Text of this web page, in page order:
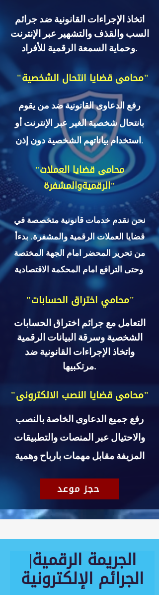
اتخاذ الإجراءات القانونية ضد جرائم
السب والقذف والتشهير عبر الإنترنت
وحماية السمعة الرقمية للأفراد.
"محامى قضايا انتحال الشخصية"
رفع الدعاوى القانونية ضد من يقوم
بانتحال شخصية الغير عبر الإنترنت أو
استخدام بياناتهم الشخصية دون إذن.
"محامى قضايا العملات
الرقميةوالمشفرة"
نحن نقدم خدمات قانونية متخصصة في
قضايا العملات الرقمية والمشفرة. بدءأ
من تحرير المحضر امام الجهة المختصة
وحتى الترافع امام المحكمة الاقتصادية
"محامي اختراق الحسابات"
التعامل مع جرائم اختراق الحسابات
الشخصية وسرقة البيانات الرقمية
واتخاذ الإجراءات القانونية ضد
مرتكبيها.
"محامى قضايا النصب الالكترونى"
رفع جميع الدعاوى الخاصة بالنصب
والاحتيال عبر المنصات والتطبيقات
المزيفة مقابل مهمات بارباح وهمية
حجز موعد
الجريمة الرقمية|
الجرائم الإلكترونية